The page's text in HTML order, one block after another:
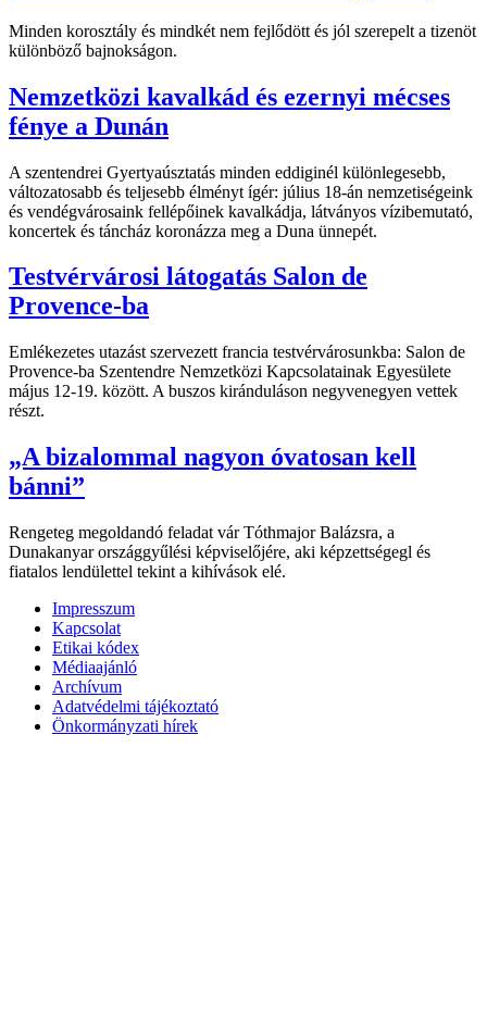
Minden korosztály és mindkét nem fejlődött és jól szerepelt a tizenöt
különböző bajnokságon.
Nemzetközi kavalkád és ezernyi mécses
fénye a Dunán
A szentendrei Gyertyaúsztatás minden eddiginél különlegesebb,
változatosabb és teljesebb élményt ígér: július 18-án nemzetiségeink
és vendégvárosaink fellépőinek kavalkádja, látványos vízibemutató,
koncertek és táncház koronázza meg a Duna ünnepét.
Testvérvárosi látogatás Salon de
Provence-ba
Emlékezetes utazást szervezett francia testvérvárosunkba: Salon de
Provence-ba Szentendre Nemzetközi Kapcsolatainak Egyesülete
május 12-19. között. A buszos kiránduláson negyvenegyen vettek
részt.
„A bizalommal nagyon óvatosan kell
bánni”
Rengeteg megoldandó feladat vár Tóthmajor Balázsra, a
Dunakanyar országgyűlési képviselőjére, aki képzettségegl és
fiatalos lendülettel tekint a kihívások elé.
Impresszum
Kapcsolat
Etikai kódex
Médiaajánló
Archívum
Adatvédelmi tájékoztató
Önkormányzati hírek